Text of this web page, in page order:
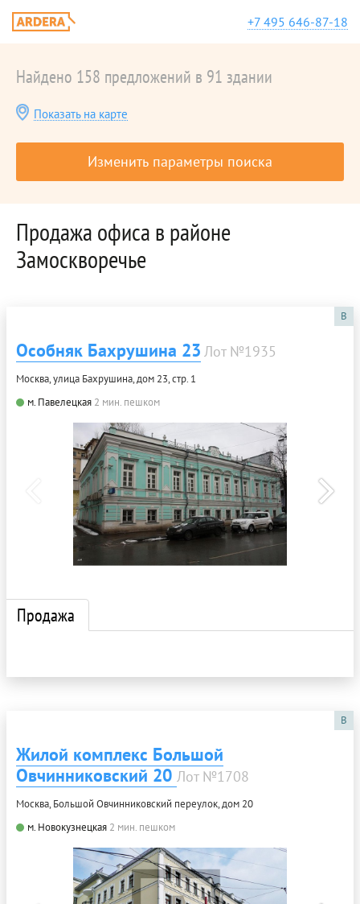
+7 495 646-87-18
Найдено 158 предложений в 91 здании
Показать на карте
Изменить параметры поиска
Продажа офиса в районе
Замоскворечье
B
Особняк Бахрушина 23 Лот №1935
Москва, улица Бахрушина, дом 23, стр. 1
м. Павелецкая 2 мин. пешком
Продажа
B
Жилой комплекс Большой
Овчинниковский 20 Лот №1708
Москва, Большой Овчинниковский переулок, дом 20
м. Новокузнецкая 2 мин. пешком